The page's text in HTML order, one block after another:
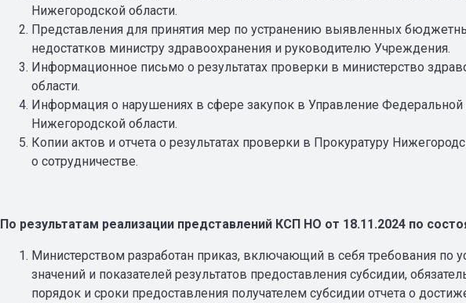
Нижегородской области.
Представления для принятия мер по устранению выявленных
недостатков министру здравоохранения и руководителю Учреждения.
Информационное письмо о результатах проверки в министерство
области.
Информация о нарушениях в сфере закупок в Управление
Нижегородской области.
Копии актов и отчета о результатах проверки в Прокуратуру
о сотрудничестве.
По результатам реализации представлений КСП НО от 18.11.2024 по
Министерством разработан приказ, включающий в себя требования по
значений и показателей результатов предоставления субсидии,
порядок и сроки предоставления получателем субсидии отчета о